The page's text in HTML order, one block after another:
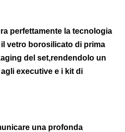
perfettamente la tecnologia
vetro borosilicato di prima
del set,rendendolo un
executive e i kit di
una profonda